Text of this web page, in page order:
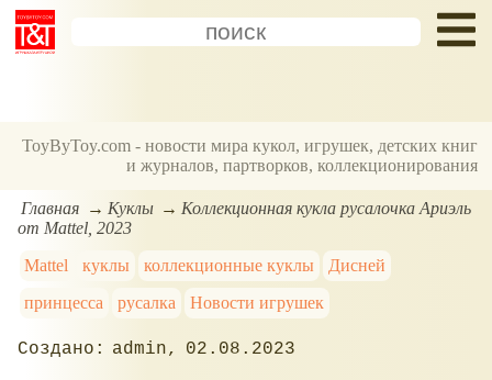
ToyByToy.com - новости мира кукол, игрушек, детских книг
и журналов, партворков, коллекционирования
Главная Куклы
Коллекционная кукла русалочка Ариэль
от Mattel, 2023
Mattel
куклы коллекционные куклы
Дисней
принцесса
русалка Новости игрушек
admin 02.08.2023